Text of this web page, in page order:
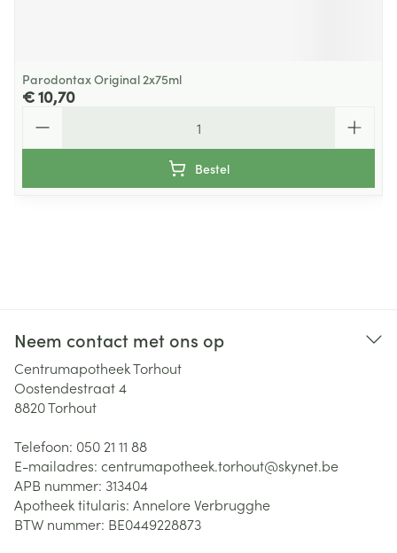
Parodontax Original 2x75ml
€ 10,70
Bestel
Neem contact met ons op
Centrumapotheek Torhout
Oostendestraat 4
8820Torhout
Telefoon: 050 21 11 88
E-mailadres: centrumapotheek.torhout@skynet.be
APB nummer: 313404
Apotheek titularis: Annelore Verbrugghe
BTW nummer: BE0449228873